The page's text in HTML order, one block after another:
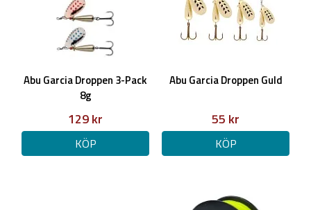
Abu Garcia Droppen 3-Pack
8g
129 kr
KÖP
Abu Garcia Droppen Guld
55 kr
KÖP